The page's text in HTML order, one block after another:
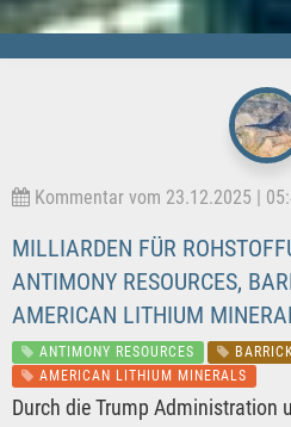
Kommentar vom 23.12.2025 |
MILLIARDEN FÜR
ANTIMONY RESOURCES,
AMERICAN LITHIUM
ANTIMONY RESOURCES
AMERICAN LITHIUM MINERALS
Durch die Trump Administration